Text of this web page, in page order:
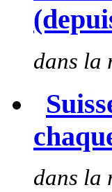
dans
dans la